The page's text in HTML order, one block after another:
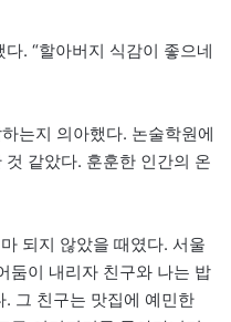
. “할아버지 식감이 좋으네
는지 의아했다. 논술학원에
같았다. 훈훈한 인간의 온
되지 않았을 때였다. 서울
둠이 내리자 친구와 나는 밥
그 친구는 맛집에 예민한